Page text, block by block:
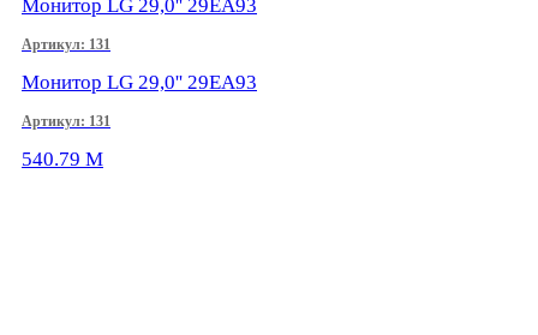
Монитор LG 29,0'' 29EA93
Артикул: 131
Монитор LG 29,0'' 29EA93
Артикул: 131
540.79 M